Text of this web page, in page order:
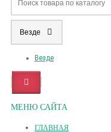
Везде
Везде
МЕНЮ САЙТА
ГЛАВНАЯ